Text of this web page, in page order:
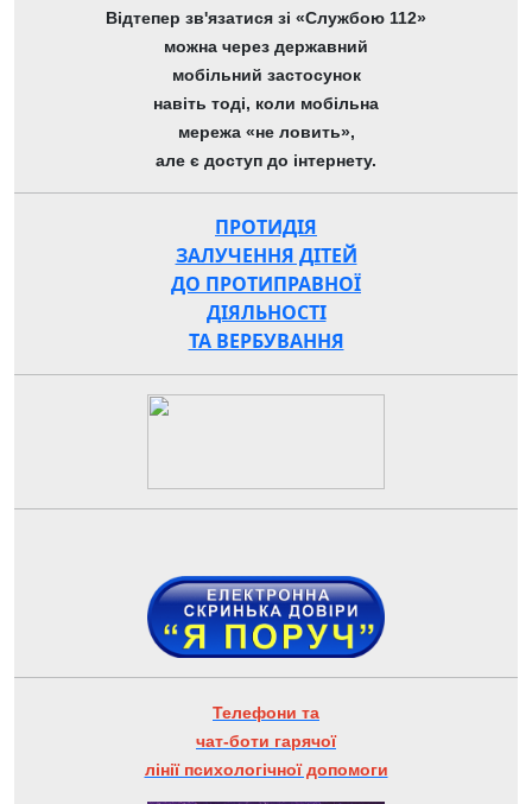
Відтепер зв'язатися зі «Службою 112»
можна через державний
мобільний застосунок
навіть тоді, коли мобільна
мережа «не ловить»,
але є доступ до інтернету.
ПРОТИДІЯ
ЗАЛУЧЕННЯ ДІТЕЙ
ДО ПРОТИПРАВНОЇ
ДІЯЛЬНОСТІ
ТА ВЕРБУВАННЯ
Телефони та
чат-боти гарячої
лінії психологічної допомоги